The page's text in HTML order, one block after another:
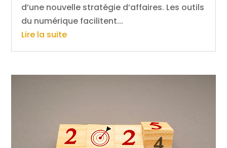
d’une nouvelle stratégie d’affaires. Les outils
du numérique facilitent...
Lire la suite